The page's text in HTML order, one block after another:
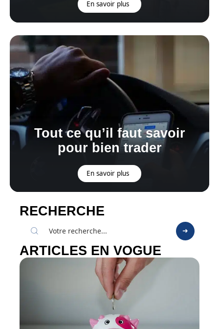
En savoir plus
Tout ce qu’il faut savoir
pour bien trader
En savoir plus
RECHERCHE
ARTICLES EN VOGUE